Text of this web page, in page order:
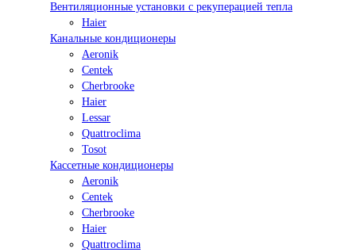
Вентиляционные установки с рекуперацией тепла
Haier
Канальные кондиционеры
Aeronik
Centek
Cherbrooke
Haier
Lessar
Quattroclima
Tosot
Кассетные кондиционеры
Aeronik
Centek
Cherbrooke
Haier
Quattroclima